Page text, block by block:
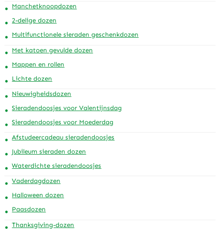
Manchetknoopdozen
2-delige dozen
Multifunctionele sieraden geschenkdozen
Met katoen gevulde dozen
Mappen en rollen
Lichte dozen
Nieuwigheidsdozen
Sieradendoosjes voor Valentijnsdag
Sieradendoosjes voor Moederdag
Afstudeercadeau sieradendoosjes
Jubileum sieraden dozen
Waterdichte sieradendoosjes
Vaderdagdozen
Halloween dozen
Paasdozen
Thanksgiving-dozen